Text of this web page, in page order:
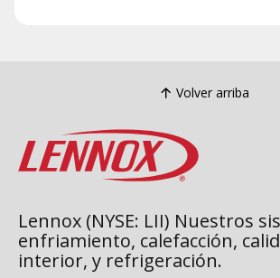
Volver arriba
Lennox (NYSE: LII) Nuestros
enfriamiento, calefacción,
interior, y refrigeración.